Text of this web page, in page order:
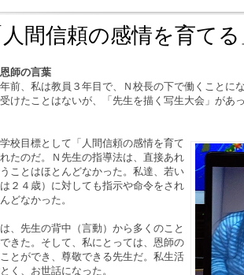
間信頼の感情を育て
師の言葉
前、私は教員３年目で、Ｎ校長の下で働くことに
けたことはないが、「先生を描く写生大会」があ
校目標として「人間信頼の感情を育て
たのだ。Ｎ先生の指導法は、直接あれ
ことはほとんどなかった。私達、若い
２４歳）に対しても指示や命令をされ
どなかった。
、先生の背中（言動）から多くのこと
きた。そして、私にとっては、恩師の
とができ、尊敬できる先生だ。私生活
く、お世話になった。